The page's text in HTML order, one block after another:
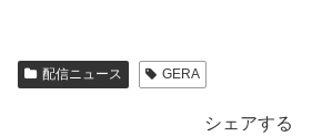
配信ニュース GERA
シェアする